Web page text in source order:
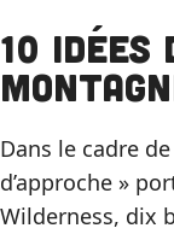
10
Dans le cadre
d’approche »
Wilderness, dix